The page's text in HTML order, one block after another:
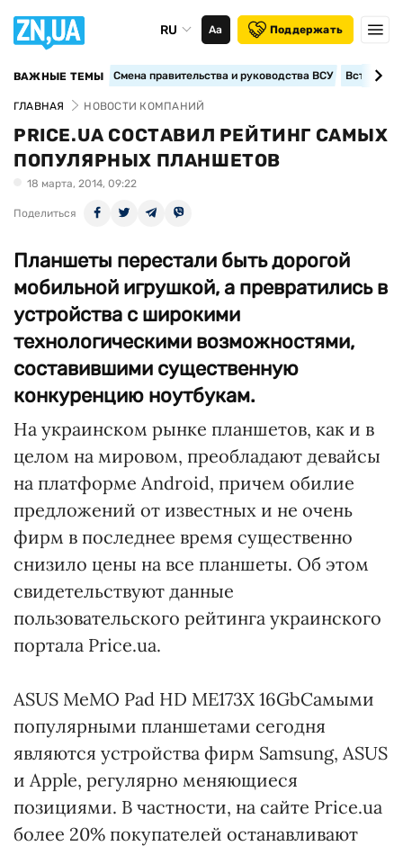
RU Аа Поддержать
ВАЖНЫЕ ТЕМЫ Смена правительства и руководства ВСУ
ГЛАВНАЯ НОВОСТИ КОМПАНИЙ
PRICE.UA СОСТАВИЛ РЕЙТИНГ САМЫХ
ПОПУЛЯРНЫХ ПЛАНШЕТОВ
18 марта, 2014, 09:22
Поделиться
Планшеты перестали быть дорогой
мобильной игрушкой, а превратились в
устройства с широкими
технологическими возможностями,
составившими существенную
конкуренцию ноутбукам.
На украинском рынке планшетов, как и в
целом на мировом, преобладают девайсы
на платформе Android, причем обилие
предложений от известных и не очень
фирм в последнее время существенно
снизило цены на все планшеты. Об этом
свидетельствуют данные
пользовательского рейтинга украинского
портала Price.ua.
ASUS MeMO Pad HD ME173X 16GbСамыми
популярными планшетами сегодня
являются устройства фирм Samsung, ASUS
и Apple, регулярно меняющиеся
позициями. В частности, на сайте Price.ua
более 20% покупателей останавливают